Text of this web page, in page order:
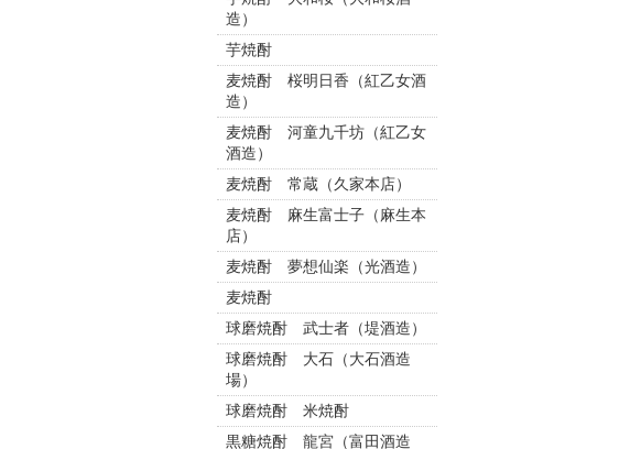
造）
芋焼酎
麦焼酎 桜明日香（紅乙女酒
造）
麦焼酎 河童九千坊（紅乙女
酒造）
麦焼酎 常蔵（久家本店）
麦焼酎 麻生富士子（麻生本
店）
麦焼酎 夢想仙楽（光酒造）
麦焼酎
球磨焼酎 武士者（堤酒造）
球磨焼酎 大石（大石酒造
場）
球磨焼酎 米焼酎
黒糖焼酎 龍宮（富田酒造